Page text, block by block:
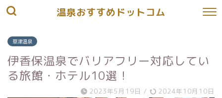
温泉おすすめドットコム
草津温泉
伊香保温泉でバリアフリー対応してい
る旅館・ホテル10選！
2023年5月19日 / 2024年10月10日